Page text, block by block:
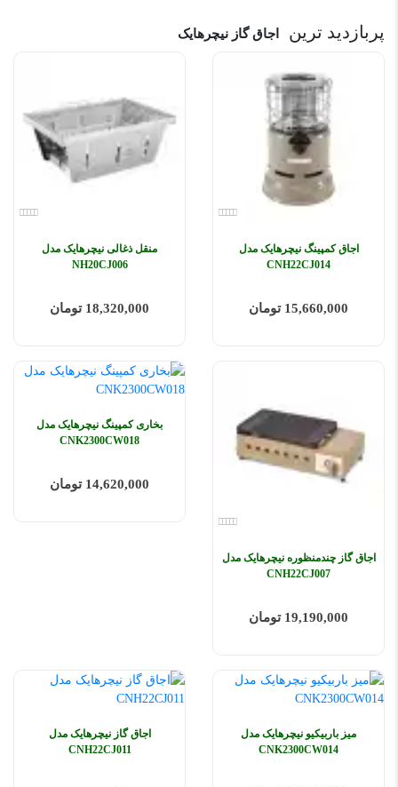
پربازدید ترین اجاق گاز نیچرهایک
اجاق کمپینگ نیچرهایک مدل
CNH22CJ014
15,660,000 تومان
منقل ذغالی نیچرهایک مدل
NH20CJ006
18,320,000 تومان
اجاق گاز چندمنظوره نیچرهایک مدل
CNH22CJ007
19,190,000 تومان
بخاری کمپینگ نیچرهایک مدل
CNK2300CW018
14,620,000 تومان
میز باربیکیو نیچرهایک مدل
CNK2300CW014
اجاق گاز نیچرهایک مدل
CNH22CJ011